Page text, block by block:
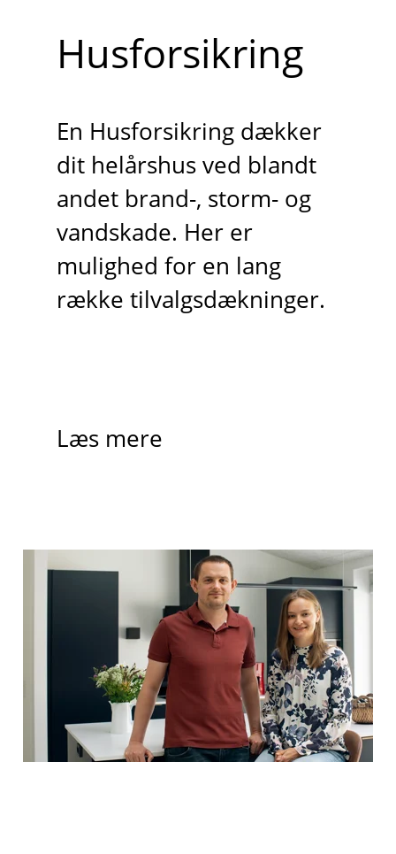
Husforsikring
En Husforsikring dækker
dit helårshus ved blandt
andet brand-, storm- og
vandskade. Her er
mulighed for en lang
række tilvalgsdækninger.
Læs mere